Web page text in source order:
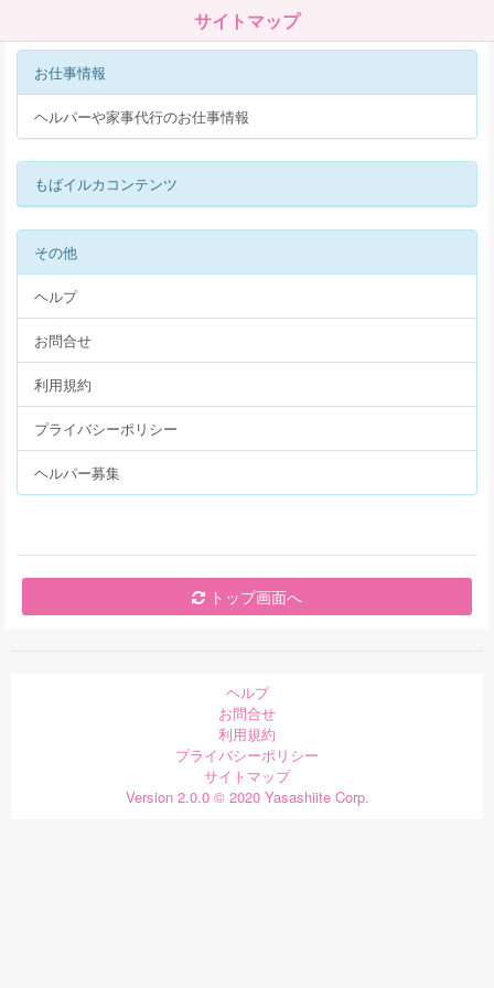
サイトマップ
お仕事情報
ヘルパーや家事代行のお仕事情報
もばイルカコンテンツ
その他
ヘルプ
お問合せ
利用規約
プライバシーポリシー
ヘルパー募集
トップ画面へ
ヘルプ
お問合せ
利用規約
プライバシーポリシー
サイトマップ
Version 2.0.0 © 2020 Yasashiite Corp.